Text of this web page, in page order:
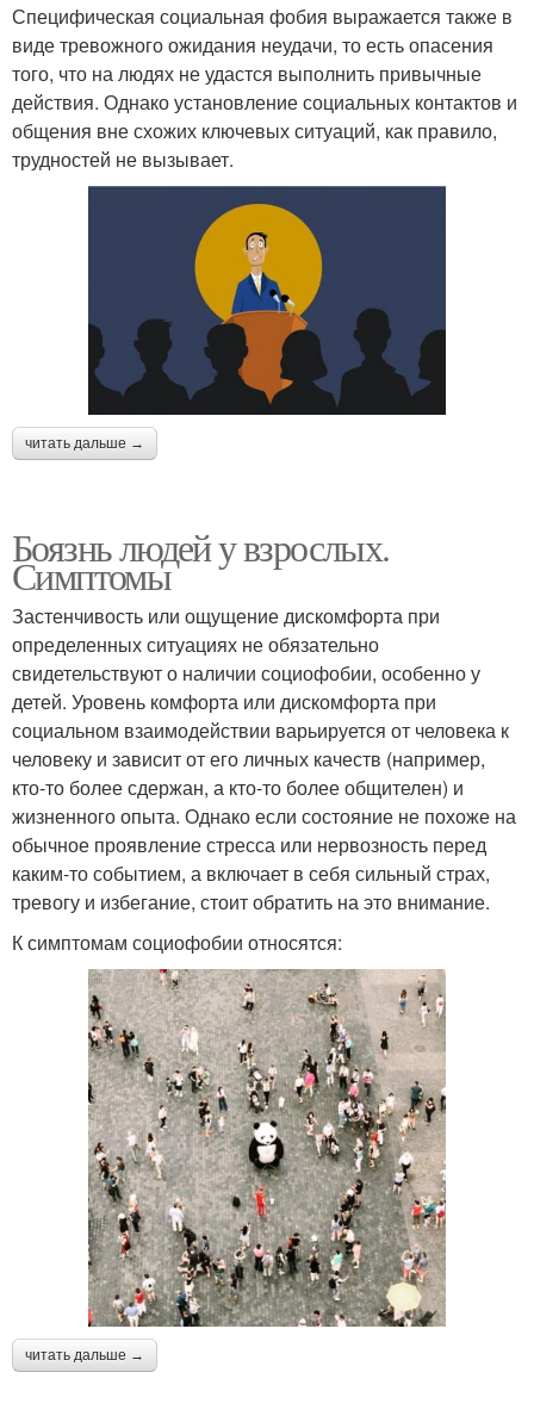
Специфическая социальная фобия выражается также в
виде тревожного ожидания неудачи, то есть опасения
того, что на людях не удастся выполнить привычные
действия. Однако установление социальных контактов и
общения вне схожих ключевых ситуаций, как правило,
трудностей не вызывает.
читать дальше →
Боязнь людей у взрослых.
Симптомы
Застенчивость или ощущение дискомфорта при
определенных ситуациях не обязательно
свидетельствуют о наличии социофобии, особенно у
детей. Уровень комфорта или дискомфорта при
социальном взаимодействии варьируется от человека к
человеку и зависит от его личных качеств (например,
кто-то более сдержан, а кто-то более общителен) и
жизненного опыта. Однако если состояние не похоже на
обычное проявление стресса или нервозность перед
каким-то событием, а включает в себя сильный страх,
тревогу и избегание, стоит обратить на это внимание.
К симптомам социофобии относятся:
читать дальше →